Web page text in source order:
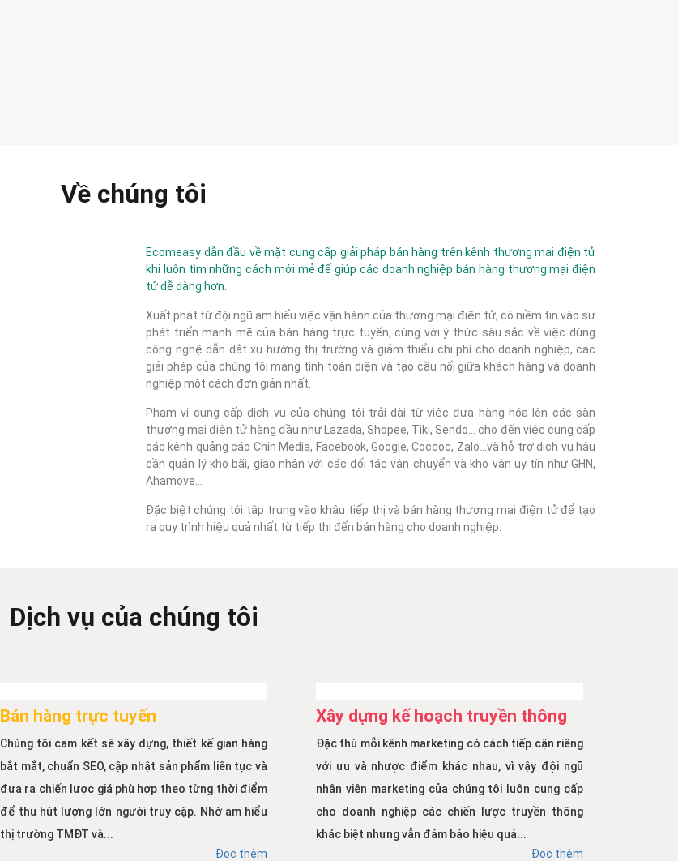
Về chúng tôi
Ecomeasy dẫn đầu về mặt cung cấp giải pháp bán hàng trên kênh thương mại điện tử
khi luôn tìm những cách mới mẻ để giúp các doanh nghiệp bán hàng thương mại điện
tử dễ dàng hơn.
Xuất phát từ đội ngũ am hiểu việc vận hành của thương mại điện tử, có niềm tin vào sự
phát triển mạnh mẽ của bán hàng trực tuyến, cùng với ý thức sâu sắc về việc dùng
công nghệ dẫn dắt xu hướng thị trường và giảm thiểu chi phí cho doanh nghiệp, các
giải pháp của chúng tôi mang tính toàn diện và tạo cầu nối giữa khách hàng và doanh
nghiệp một cách đơn giản nhất.
Phạm vi cung cấp dịch vụ của chúng tôi trải dài từ việc đưa hàng hóa lên các sàn
thương mại điện tử hàng đầu như Lazada, Shopee, Tiki, Sendo... cho đến việc cung cấp
các kênh quảng cáo Chin Media, Facebook, Google, Coccoc, Zalo...và hỗ trợ dịch vụ hậu
cần quản lý kho bãi, giao nhận với các đối tác vận chuyển và kho vận uy tín như GHN,
Ahamove...
Đặc biệt chúng tôi tập trung vào khâu tiếp thị và bán hàng thương mại điện tử để tạo
ra quy trình hiệu quả nhất từ tiếp thị đến bán hàng cho doanh nghiệp.
Dịch vụ của chúng tôi
Bán hàng trực tuyến
Chúng tôi cam kết sẽ xây dựng, thiết kế gian hàng
bắt mắt, chuẩn SEO, cập nhật sản phẩm liên tục và
đưa ra chiến lược giá phù hợp theo từng thời điểm
để thu hút lượng lớn người truy cập. Nhờ am hiểu
thị trường TMĐT và...
Đọc thêm
Xây dựng kế hoạch truyền thông
Đặc thù mỗi kênh marketing có cách tiếp cận riêng
với ưu và nhược điểm khác nhau, vì vậy đội ngũ
nhân viên marketing của chúng tôi luôn cung cấp
cho doanh nghiệp các chiến lược truyền thông
khác biệt nhưng vẫn đảm bảo hiệu quả...
Đọc thêm